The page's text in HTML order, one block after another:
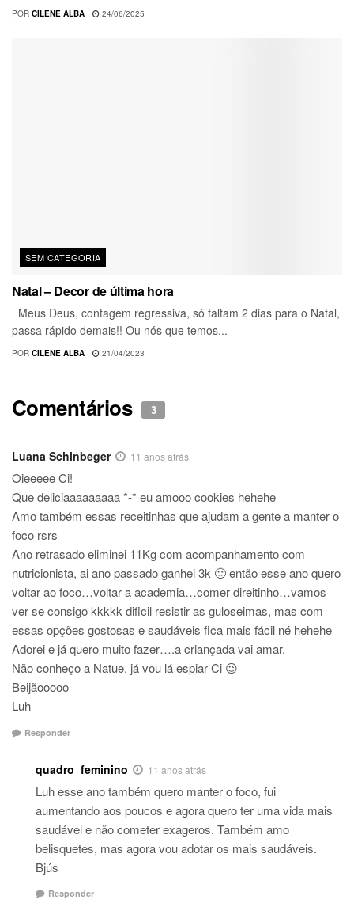
POR CILENE ALBA 24/06/2025
SEM CATEGORIA
Natal – Decor de última hora
Meus Deus, contagem regressiva, só faltam 2 dias para o Natal,
passa rápido demais!! Ou nós que temos...
POR CILENE ALBA 21/04/2023
Comentários 3
Luana Schinbeger 11 anos atrás
Oieeeee Ci!
Que deliciaaaaaaaaa *-* eu amooo cookies hehehe
Amo também essas receitinhas que ajudam a gente a manter o
foco rsrs
Ano retrasado eliminei 11Kg com acompanhamento com
nutricionista, ai ano passado ganhei 3k 🙁 então esse ano quero
voltar ao foco…voltar a academia…comer direitinho…vamos
ver se consigo kkkkk dificil resistir as guloseimas, mas com
essas opções gostosas e saudáveis fica mais fácil né hehehe
Adorei e já quero muito fazer….a criançada vai amar.
Não conheço a Natue, já vou lá espiar Ci 😉
Beijãooooo
Luh
Responder
quadro_feminino 11 anos atrás
Luh esse ano também quero manter o foco, fui
aumentando aos poucos e agora quero ter uma vida mais
saudável e não cometer exageros. Também amo
belisquetes, mas agora vou adotar os mais saudáveis.
Bjús
Responder